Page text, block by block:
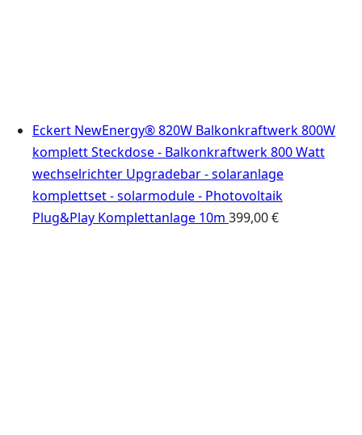
Eckert NewEnergy® 820W Balkonkraftwerk 800W
komplett Steckdose - Balkonkraftwerk 800 Watt
wechselrichter Upgradebar - solaranlage
komplettset - solarmodule - Photovoltaik
Plug&Play Komplettanlage 10m 399,00€